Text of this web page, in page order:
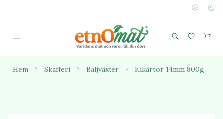
Hem Skafferi Baljväxter Kikärtor 14mm 800g